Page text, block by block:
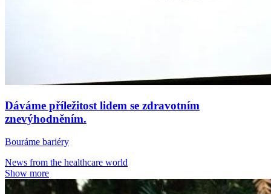
Dáváme příležitost lidem se zdravotním
znevýhodněním.
Bouráme bariéry
News from the healthcare world
Show more